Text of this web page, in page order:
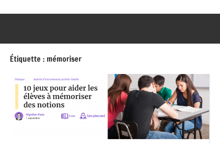
Étiquette : mémoriser